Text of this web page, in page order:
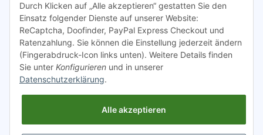
Abonnieren
Spamschutz aktiv
Gesetzliche Informationen
Durch Klicken auf „Alle akzeptieren“ gestatten Sie den
Einsatz folgender Dienste auf unserer Website:
ReCaptcha, Doofinder, PayPal Express Checkout und
Ratenzahlung. Sie können die Einstellung jederzeit ändern
(Fingerabdruck-Icon links unten). Weitere Details finden
Sie unter Konfigurieren und in unserer
Datenschutzerklärung.
Alle akzeptieren